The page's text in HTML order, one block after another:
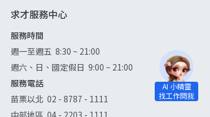
求才服務中心
服務時間
週一至週五 8:30 ~ 21:00
週六、日、國定假日 9:00 ~ 21:00
服務電話
苗栗以北 02 - 8787 - 1111
中部地區 04 - 2203 - 1111